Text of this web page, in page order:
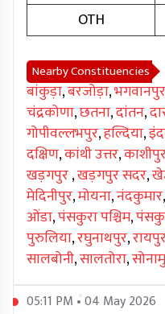
OTH
Nearby Constituencies
बांकुड़ा,बरजोड़ा,भगवानपुर
चंद्रकोणा,छतना,दांतन,
गोपीवल्लभपुर,हल्दिया,
दक्षिण,कांथी उत्तर,
खड़गपुर,खड़गपुर सदर,
मेदिनीपुर,मोयना,नंदकुमार,
ओंडा,पंसकुरा पश्चिम,
पुरुलिया,रघुनाथपुर,
सालबोनी,सालतोरा,
05:11 PM • 04 May 2026